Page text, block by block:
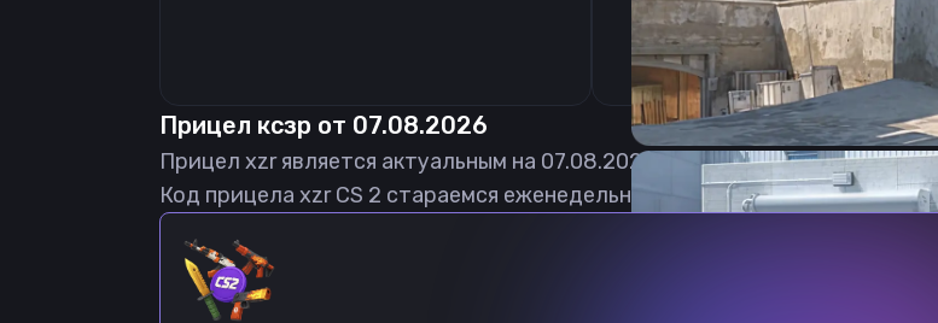
Прицел ксзр от 07.08.2026
Прицел xzrявляется актуальным на 07.08.2026
Код прицела xzrCS 2 стараемся еженедельно обновлять, чтобы вы